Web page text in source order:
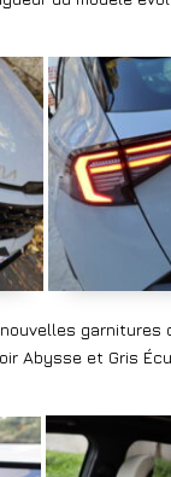
garnitures
Abysse et Gris